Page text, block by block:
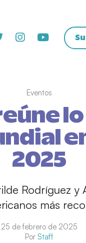
Eventos
2025
Rodríguez
más
25 de febrero de 2025
Por Staff